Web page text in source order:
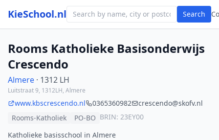
KieSchool.nl Search
Rooms Katholieke Basisonderwijs
Crescendo
Almere · 1312 LH
Luitstraat 9, 1312LH, Almere
www.kbscrescendo.nl 0365360982
crescendo@skofv.nl
Rooms-Katholiek
PO-BO BRIN: 23EY00
Katholieke basisschool in Almere